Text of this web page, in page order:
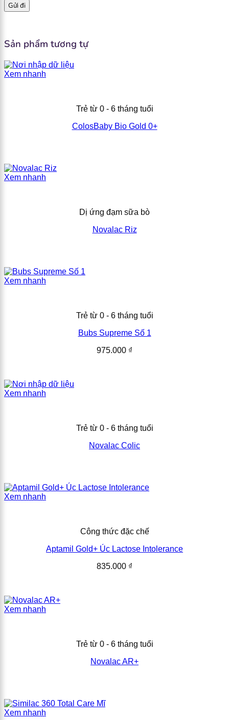
Sản phẩm tương tự
Xem nhanh
Trẻ từ 0 - 6 tháng tuổi
ColosBaby Bio Gold 0+
Xem nhanh
Dị ứng đạm sữa bò
Novalac Riz
Xem nhanh
Trẻ từ 0 - 6 tháng tuổi
Bubs Supreme Số 1
975.000 ₫
Xem nhanh
Trẻ từ 0 - 6 tháng tuổi
Novalac Colic
Xem nhanh
Công thức đặc chế
Aptamil Gold+ Úc Lactose Intolerance
835.000 ₫
Xem nhanh
Trẻ từ 0 - 6 tháng tuổi
Novalac AR+
Xem nhanh